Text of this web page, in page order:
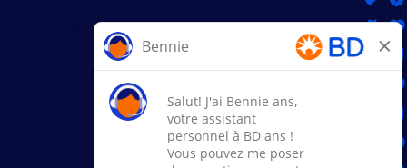
s'engage à travailler avec
vous avez besoin d'aide ou
candidature, veuillez
BD accompagne les